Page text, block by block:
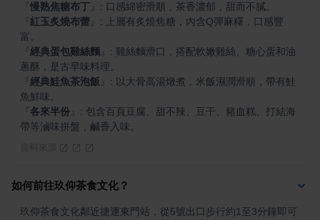
慢熟焦糖布丁
紅玉炙燒布蕾
: 上層有炙燒焦糖，內含Q彈麻糬，口感豐
經典蛋包雞絲麵
: 雞絲麵滑口，搭配軟嫩雞絲、糖心蛋和油
經典鮭魚茶泡飯
: 以大骨高湯燉煮，米飯濕潤滑順，帶有鮭
各來半份
: 包含百頁豆腐、甜不辣、豆干、豬血糕、打結海
帶等滷味拼盤，鹹香入味。
如何前往玖仰茶食文化？
玖仰茶食文化鄰近捷運東門站，從5號出口步行約1至3分鐘即可